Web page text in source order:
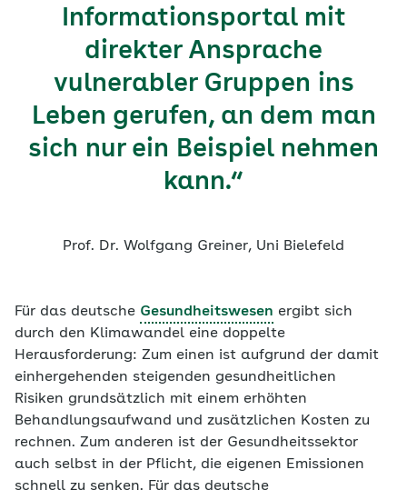
Informationsportal mit
direkter Ansprache
vulnerabler Gruppen ins
Leben gerufen, an dem man
sich nur ein Beispiel nehmen
kann.“
Prof. Dr. Wolfgang Greiner, Uni Bielefeld
Für das deutsche Gesundheitswesen ergibt sich
durch den Klimawandel eine doppelte
Herausforderung: Zum einen ist aufgrund der damit
einhergehenden steigenden gesundheitlichen
Risiken grundsätzlich mit einem erhöhten
Behandlungsaufwand und zusätzlichen Kosten zu
rechnen. Zum anderen ist der Gesundheitssektor
auch selbst in der Pflicht, die eigenen Emissionen
schnell zu senken. Für das deutsche